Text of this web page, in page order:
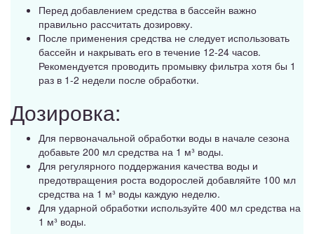
Перед добавлением средства в бассейн важно
правильно рассчитать дозировку.
После применения средства не следует использовать
бассейн и накрывать его в течение 12-24 часов.
Рекомендуется проводить промывку фильтра хотя бы 1
раз в 1-2 недели после обработки.
Дозировка:
Для первоначальной обработки воды в начале сезона
добавьте 200 мл средства на 1 м³ воды.
Для регулярного поддержания качества воды и
предотвращения роста водорослей добавляйте 100 мл
средства на 1 м³ воды каждую неделю.
Для ударной обработки используйте 400 мл средства на
1 м³ воды.